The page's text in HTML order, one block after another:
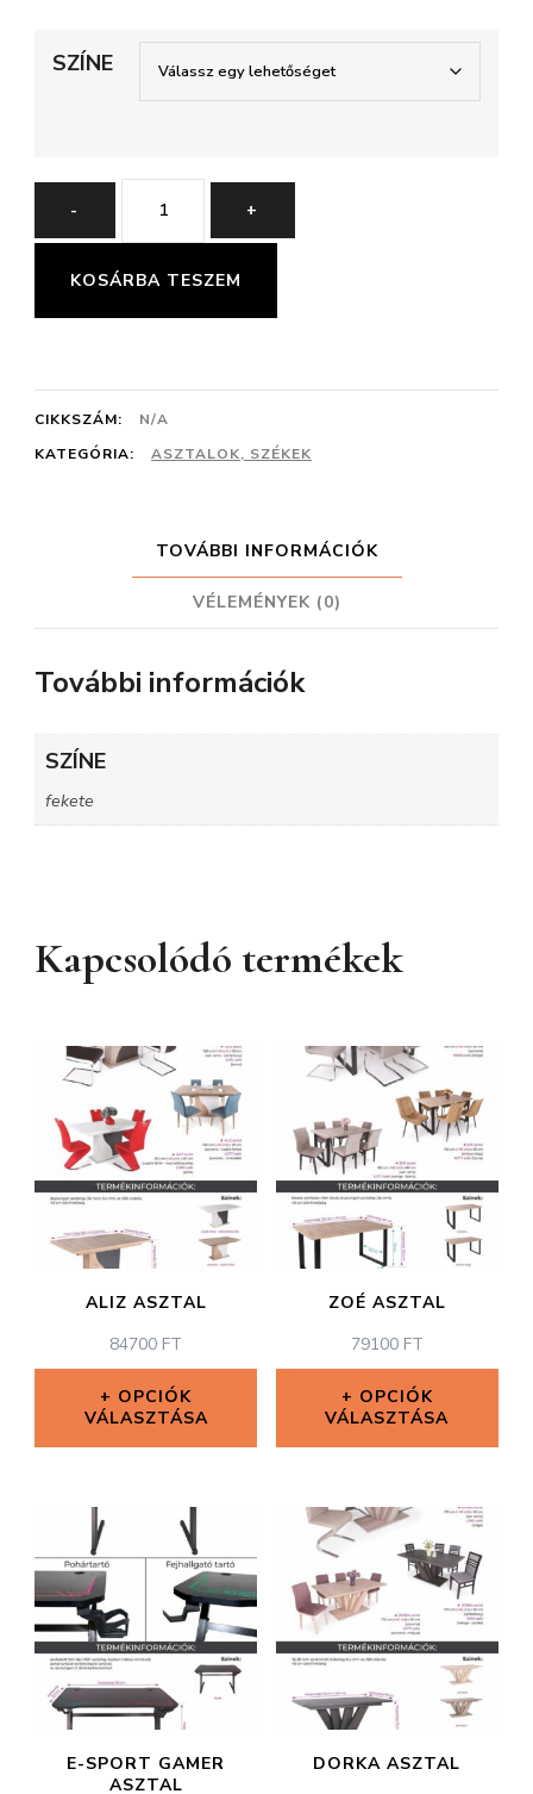
SZÍNE
-
BRILL
SZÉK
mennyiség
+
KOSÁRBA TESZEM
CIKKSZÁM:
N/A
KATEGÓRIA:
ASZTALOK, SZÉKEK
TOVÁBBI INFORMÁCIÓK
VÉLEMÉNYEK (0)
További információk
SZÍNE
fekete
Kapcsolódó termékek
ALIZ ASZTAL
84700 FT
OPCIÓK
VÁLASZTÁSA
terméknek
több
variációja
van.
A
a
ZOÉ ASZTAL
79100 FT
OPCIÓK
VÁLASZTÁSA
a
terméknek
több
variációja
van.
A
E-SPORT GAMER
ASZTAL
DORKA ASZTAL